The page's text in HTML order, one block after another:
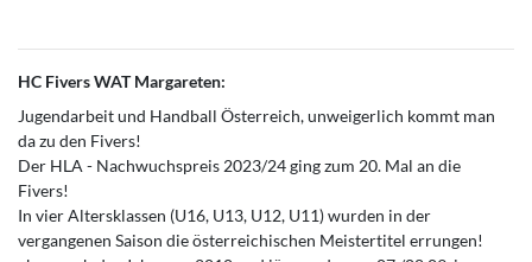
HC Fivers WAT Margareten:
Jugendarbeit und Handball Österreich, unweigerlich kommt man
da zu den Fivers!
Der HLA - Nachwuchspreis 2023/24 ging zum 20. Mal an die
Fivers!
In vier Altersklassen (U16, U13, U12, U11) wurden in der
vergangenen Saison die österreichischen Meistertitel errungen!